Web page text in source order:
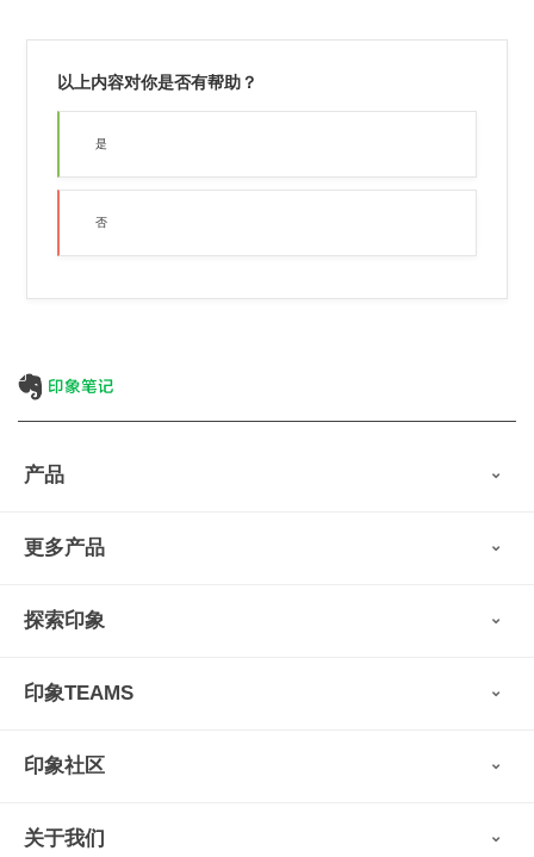
以上内容对你是否有帮助？
是
否
产品
会员权益
印象笔记·剪藏
更多产品
印象图记
墨笔
扫描宝
收藏家
探索印象
用户故事
视频教程
帮助支持
智能硬件
印象TEAMS
申请试用
印象社区
印象大使
关于我们